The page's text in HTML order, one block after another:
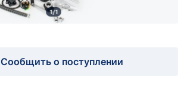
1/1
Сообщить о поступлении